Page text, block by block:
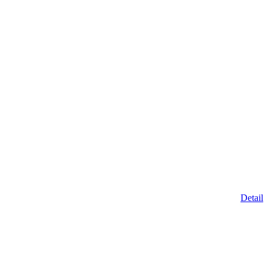
Detail